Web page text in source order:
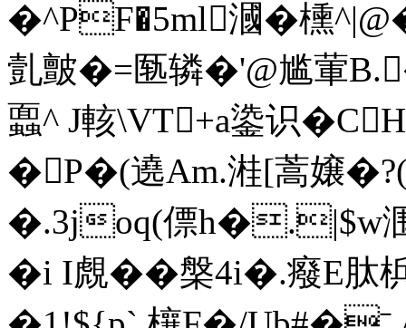
�^PF�5ml漍�櫄
亄皽�=匦辚�'@尴葷
蠠^ J輆\VT+a鍌识
�P�(遶Am.溎[蒿嬢
�.3joq(僄h�.|$w
�i I覤��槃4i�.癈E